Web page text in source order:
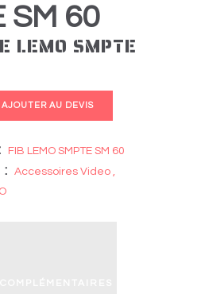
SM 60
LEMO SMPTE
AJOUTER AU DEVIS
FIB LEMO SMPTE SM 60
: Accessoires Video ,